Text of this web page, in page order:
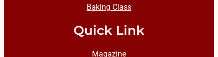
Baking Class
Quick Link
Magazine